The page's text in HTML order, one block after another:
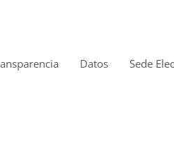
Datos Sede